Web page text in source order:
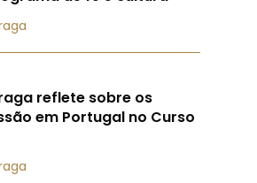
reflete sobre os
em Portugal no Curso